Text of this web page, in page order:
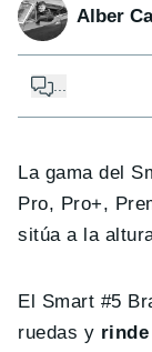
Alber
...
La gama del
Pro, Pro+,
sitúa a la
El Smart #5
ruedas y rinde